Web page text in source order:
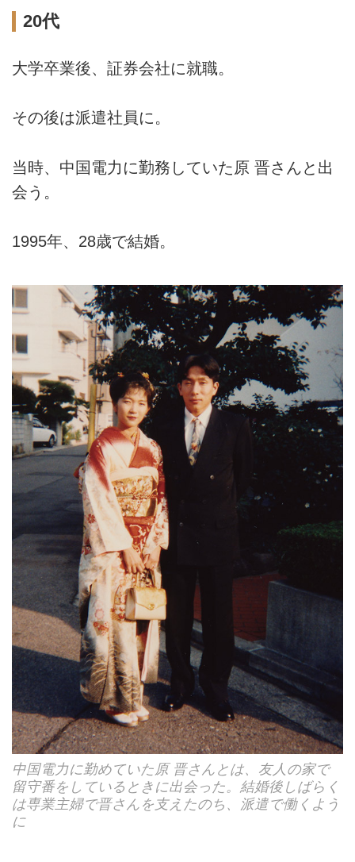
20代
大学卒業後、証券会社に就職。
その後は派遣社員に。
当時、中国電力に勤務していた原 晋さんと出
会う。
1995年、28歳で結婚。
中国電力に勤めていた原 晋さんとは、友人の家で
留守番をしているときに出会った。結婚後しばらく
は専業主婦で晋さんを支えたのち、派遣で働くよう
に